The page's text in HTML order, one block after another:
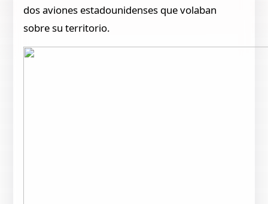
dos aviones estadounidenses que volaban
sobre su territorio.